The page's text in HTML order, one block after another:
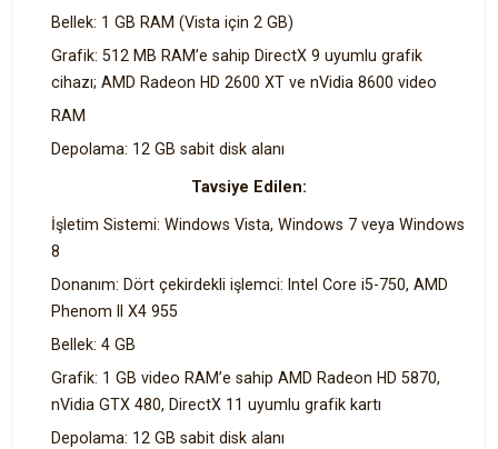
Bellek: 1 GB RAM (Vista için 2 GB)
Grafik: 512 MB RAM’e sahip DirectX 9 uyumlu grafik
cihazı; AMD Radeon HD 2600 XT ve nVidia 8600 video
RAM
Depolama: 12 GB sabit disk alanı
Tavsiye Edilen:
İşletim Sistemi: Windows Vista, Windows 7 veya Windows
8
Donanım: Dört çekirdekli işlemci: Intel Core i5-750, AMD
Phenom II X4 955
Bellek: 4 GB
Grafik: 1 GB video RAM’e sahip AMD Radeon HD 5870,
nVidia GTX 480, DirectX 11 uyumlu grafik kartı
Depolama: 12 GB sabit disk alanı